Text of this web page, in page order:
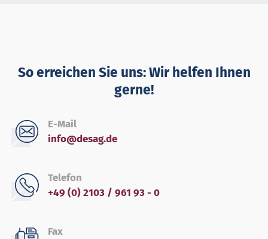
So erreichen Sie uns: Wir helfen Ihnen
gerne!
E-Mail
info@desag.de
Telefon
+49 (0) 2103 / 961 93 - 0
Fax